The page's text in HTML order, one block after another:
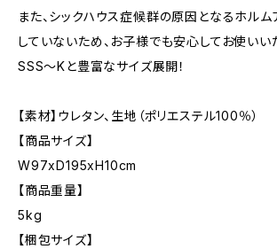
また、シックハウス症候群の原因となるホルム
していないため、お子様でも安心してお使いい
SSS〜Kと豊富なサイズ展開！
【素材】ウレタン、生地（ポリエステル100％）
【商品サイズ】
W97xD195xH10cm
【商品重量】
5kg
【梱包サイズ】